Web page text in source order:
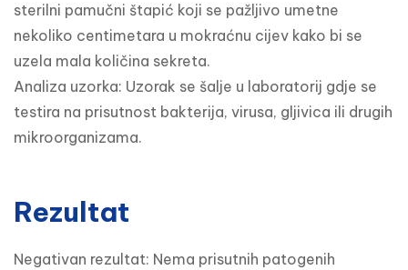
sterilni pamučni štapić koji se pažljivo umetne
nekoliko centimetara u mokraćnu cijev kako bi se
uzela mala količina sekreta.
Analiza uzorka: Uzorak se šalje u laboratorij gdje se
testira na prisutnost bakterija, virusa, gljivica ili drugih
mikroorganizama.
Rezultat
Negativan rezultat: Nema prisutnih patogenih